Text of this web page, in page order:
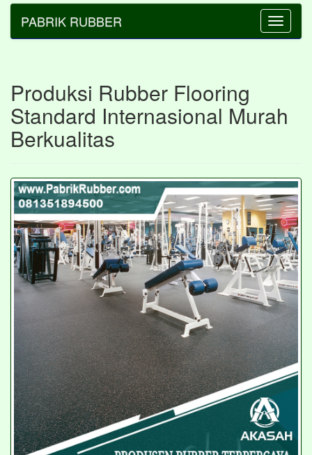
Toggle
PABRIK RUBBER
Produksi Rubber Flooring
Standard Internasional Murah
Berkualitas